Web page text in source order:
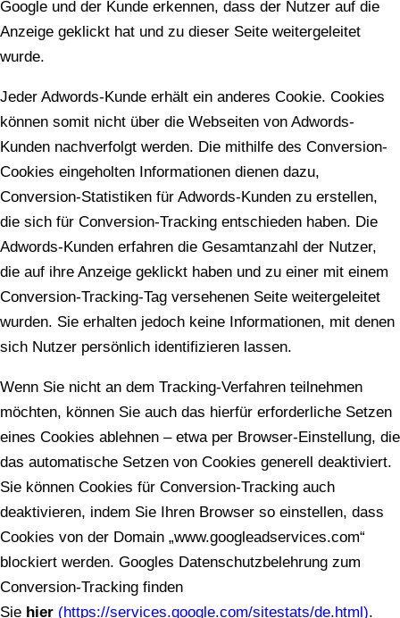
Google und der Kunde erkennen, dass der Nutzer auf die
Anzeige geklickt hat und zu dieser Seite weitergeleitet
wurde.
Jeder Adwords-Kunde erhält ein anderes Cookie. Cookies
können somit nicht über die Webseiten von Adwords-
Kunden nachverfolgt werden. Die mithilfe des Conversion-
Cookies eingeholten Informationen dienen dazu,
Conversion-Statistiken für Adwords-Kunden zu erstellen,
die sich für Conversion-Tracking entschieden haben. Die
Adwords-Kunden erfahren die Gesamtanzahl der Nutzer,
die auf ihre Anzeige geklickt haben und zu einer mit einem
Conversion-Tracking-Tag versehenen Seite weitergeleitet
wurden. Sie erhalten jedoch keine Informationen, mit denen
sich Nutzer persönlich identifizieren lassen.
Wenn Sie nicht an dem Tracking-Verfahren teilnehmen
möchten, können Sie auch das hierfür erforderliche Setzen
eines Cookies ablehnen – etwa per Browser-Einstellung, die
das automatische Setzen von Cookies generell deaktiviert.
Sie können Cookies für Conversion-Tracking auch
deaktivieren, indem Sie Ihren Browser so einstellen, dass
Cookies von der Domain „www.googleadservices.com“
blockiert werden. Googles Datenschutzbelehrung zum
Conversion-Tracking finden
Sie hier (https://services.google.com/sitestats/de.html).